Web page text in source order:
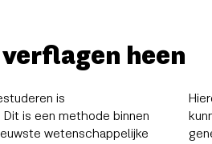
heen
is
is een methode binnen
wetenschappelijke